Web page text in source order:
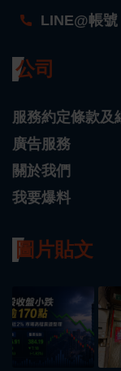
LINE@帳
公司
服務約定條款及
廣告服務
關於我們
我要爆料
圖片貼文